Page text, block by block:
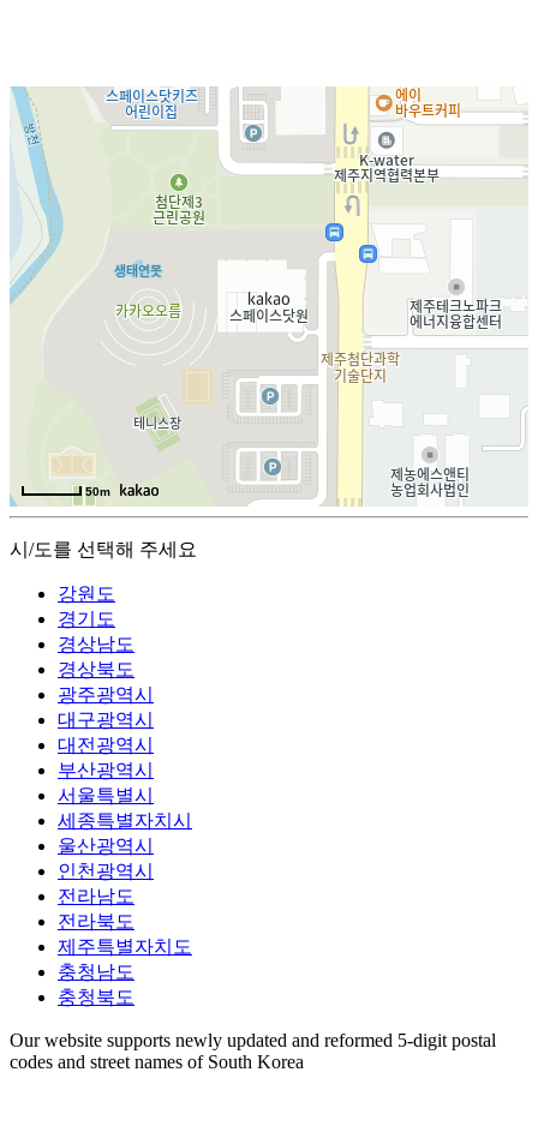
50m
시/도를 선택해 주세요
강원도
경기도
경상남도
경상북도
광주광역시
대구광역시
대전광역시
부산광역시
서울특별시
세종특별자치시
울산광역시
인천광역시
전라남도
전라북도
제주특별자치도
충청남도
충청북도
Our website supports newly updated and reformed 5-digit postal
codes and street names of South Korea